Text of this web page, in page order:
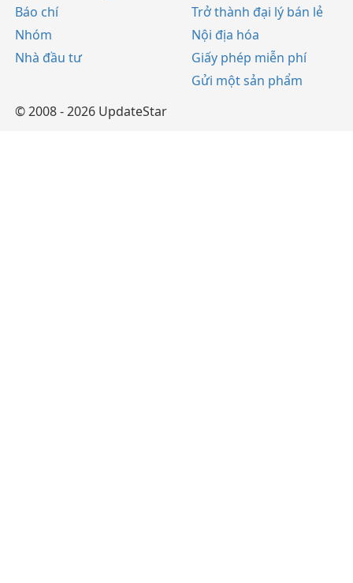
Báo chí
Nhóm
Nhà đầu tư
Trở thành đại lý bán lẻ
Nội địa hóa
Giấy phép miễn phí
Gửi một sản phẩm
© 2008 - 2026 UpdateStar